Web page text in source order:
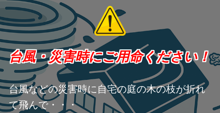
台風・災害時にご用命ください！
台風などの災害時に自宅の庭の木の枝が折れ
て飛んで・・・